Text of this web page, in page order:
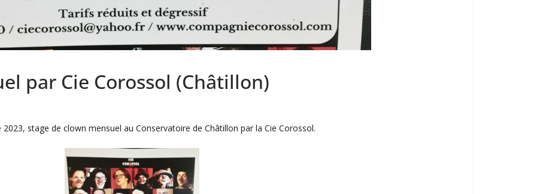
par Cie Corossol (Châtillon)
stage de clown mensuel au Conservatoire de Châtillon par la Cie Corossol.